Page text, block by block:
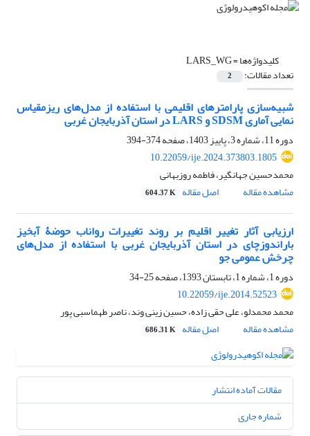
کلیدواژه‌ها =LARS_WG
تعداد مقالات: 2
شبیه‌سازی پارامترهای اقلیمی با استفاده از مدل‌های ریزمقیاس
‌نمایی آماری SDSM و LARS در استان آذربایجان غربی
دوره 11، شماره 3، پاییز 1403، صفحه
374-394
10.22059/ije.2024.373803.1805
محمدحسین جهانگیر، فاطمه روزبهانی
مشاهده مقاله
اصل مقاله 604.37 K
ارزیابی آثار تغییر اقلیم بر روند تغییرات رواناب حوضۀ آبخیز
باراندوزچای در استان آذربایجان غربی با استفاده از مدل‌های
چرخش عمومی جو
دوره 1، شماره 1، تابستان 1393، صفحه
25-34
10.22059/ije.2014.52523
محمد محمدلو، علی حقی زاده، حسین زینی وند، ناصر طهماسبی پور
مشاهده مقاله
اصل مقاله 686.31 K
مقالات آماده انتشار
شماره جاری